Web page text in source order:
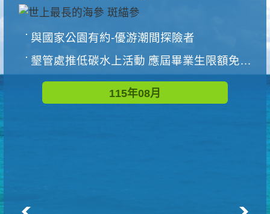
與國家公園有約-優游潮間探險者
墾管處推低碳水上活動 應屆畢業生限額免費參加
115年08月